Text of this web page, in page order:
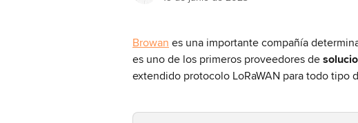
Browan es una importante compañía
es uno de los primeros proveedores de
extendido protocolo LoRaWAN para todo tipo